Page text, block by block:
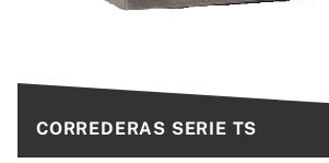
CORREDERAS SERIE TS